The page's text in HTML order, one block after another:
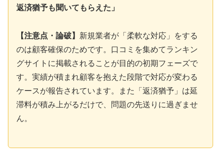
返済猶予も聞いてもらえた」
【注意点・論破】 新規業者が「柔軟な対応」をする
のは顧客確保のためです。口コミを集めてランキン
グサイトに掲載されることが目的の初期フェーズで
す。実績が積まれ顧客を抱えた段階で対応が変わる
ケースが報告されています。また「返済猶予」は延
滞料が積み上がるだけで、問題の先送りに過ぎませ
ん。